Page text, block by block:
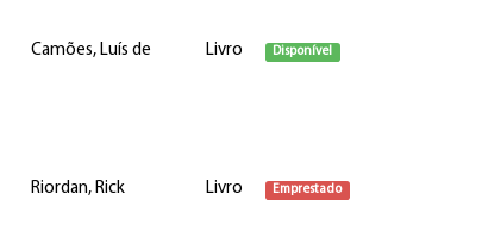
Camões, Luís de Livro Disponível
Riordan, Rick Livro Emprestado